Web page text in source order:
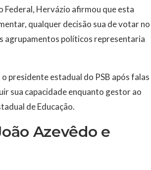
Federal, Hervázio afirmou que esta
qualquer decisão sua de votar no
agrupamentos políticos representaria
presidente estadual do PSB após falas
sua capacidade enquanto gestor ao
de Educação.
Azevêdo e